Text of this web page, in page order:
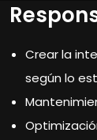
Crear la
según lo